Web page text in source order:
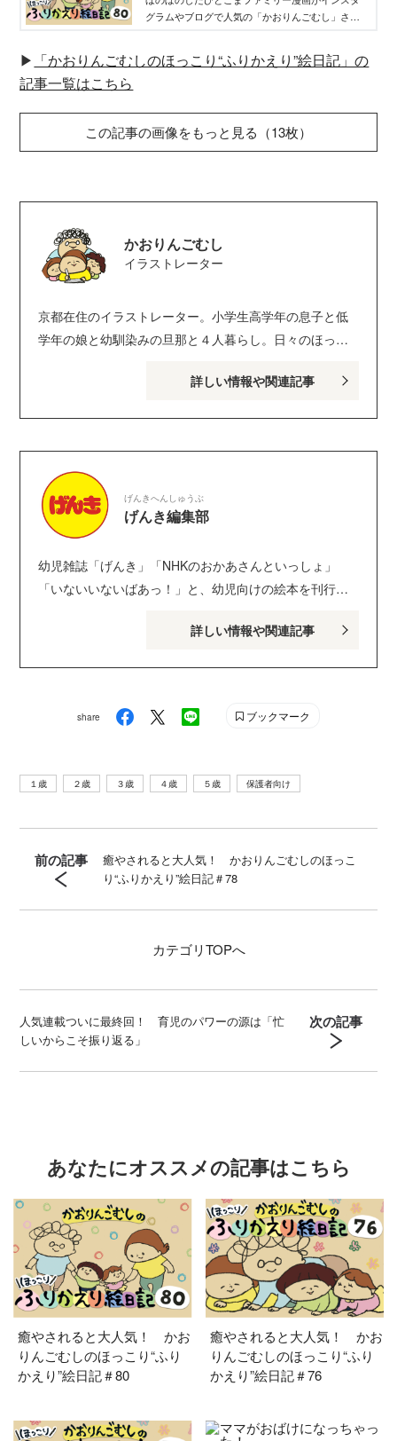
グラムやブログで人気の「かおりんごむし」さん
連載。
▶ 「かおりんごむしのほっこり“ふりかえり”絵日記」の
記事一覧はこちら
この記事の画像をもっと見る（13枚）
かおりんごむし
イラストレーター
京都在住のイラストレーター。小学生高学年の息子と低
学年の娘と幼馴染みの旦那と４人暮らし。日々のほっこ
切に過ごしたい」がテーマ。 ブログ：かおりんごむしの
詳しい情報や関連記事
げんきへんしゅうぶ
げんき編集部
幼児雑誌「げんき」「NHKのおかあさんといっしょ」
「いないいないばあっ！」と、幼児向けの絵本を刊行し
のお子さんがいるパパ・ママを中心に、おもしろくて役
詳しい情報や関連記事
share ブックマーク
１歳 ２歳 ３歳 ４歳 ５歳 保護者向け
前の記事
癒やされると大人気！ かおりんごむしのほっこ
り“ふりかえり”絵日記＃78
カテゴリTOPへ
人気連載ついに最終回！ 育児のパワーの源は「忙
しいからこそ振り返る」
次の記事
あなたにオススメの記事はこちら
癒やされると大人気！ かお
りんごむしのほっこり“ふり
かえり”絵日記＃80
癒やされると大人気！ かお
りんごむしのほっこり“ふり
かえり”絵日記＃76